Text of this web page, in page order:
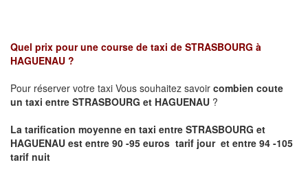
Quel prix pour une course de taxi de STRASBOURG à
HAGUENAU ?
Pour réserver votre taxi Vous souhaitez savoir combien coute
un taxi entre STRASBOURG et HAGUENAU ?
La tarification moyenne en taxi entre STRASBOURG et
HAGUENAU est entre 90 -95 euros tarif jour et entre 94 -105
tarif nuit